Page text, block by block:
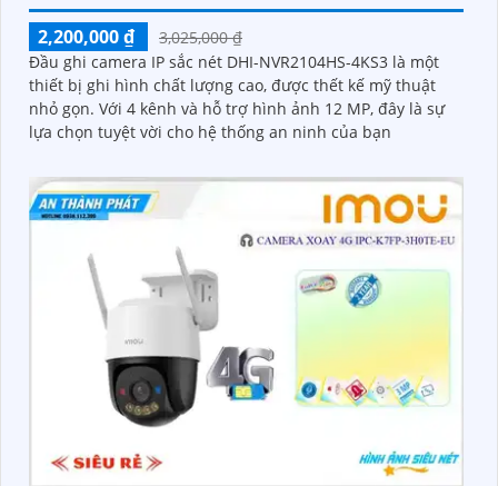
2,200,000 ₫
3,025,000 ₫
Đầu ghi camera IP sắc nét DHI-NVR2104HS-4KS3 là một
thiết bị ghi hình chất lượng cao, được thết kế mỹ thuật
nhỏ gọn. Với 4 kênh và hỗ trợ hình ảnh 12 MP, đây là sự
lựa chọn tuyệt vời cho hệ thống an ninh của bạn